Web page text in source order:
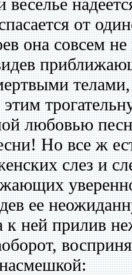
от
она совсем
телами,
любовью
Но все ж
слез и
ее
ней прилив